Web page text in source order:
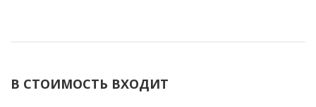
В СТОИМОСТЬ ВХОДИТ